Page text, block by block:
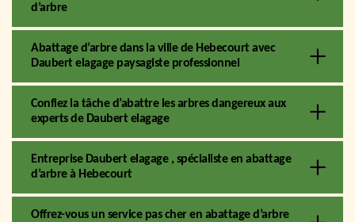
d’arbre
Abattage d’arbre dans la ville de Hebecourt avec
Daubert elagage paysagiste professionnel
Confiez la tâche d’abattre les arbres dangereux aux
experts de Daubert elagage
Entreprise Daubert elagage , spécialiste en abattage
d’arbre à Hebecourt
Offrez-vous un service pas cher en abattage d’arbre